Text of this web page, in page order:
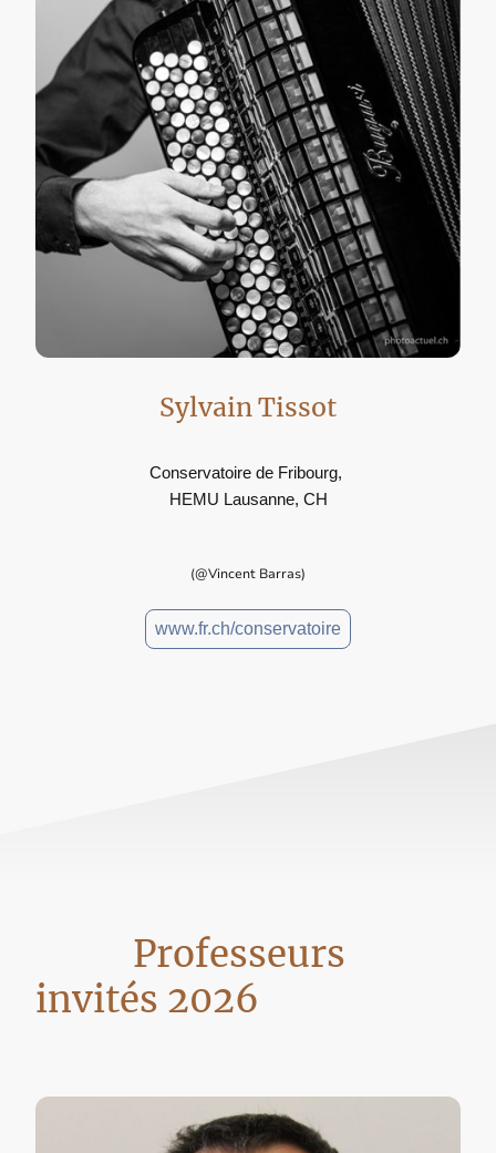
Sylvain Tissot
Conservatoire de Fribourg,
HEMU Lausanne, CH
(@Vincent Barras)
www.fr.ch/conservatoire
Professeurs
invités 2026